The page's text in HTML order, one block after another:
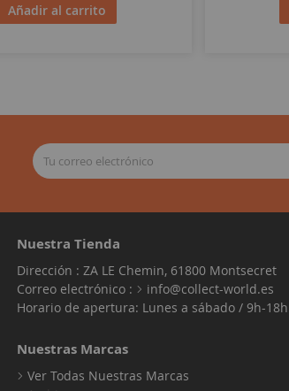
Añadir al carrito
Nuestra Tienda
Dirección : ZA LE Chemin, 61800 Montsecret
Correo electrónico :
info@collect-world.es
Horario de apertura: Lunes a sábado / 9h-18h
Nuestras Marcas
Ver Todas Nuestras Marcas